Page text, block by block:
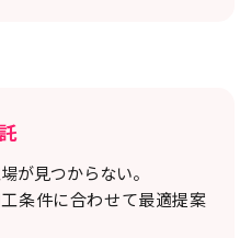
が見つからない。
条件に合わせて最適提案